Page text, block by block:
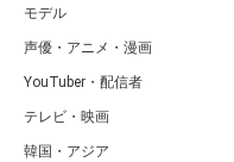
モデル
声優・アニメ・漫画
YouTuber・配信者
テレビ・映画
韓国・アジア